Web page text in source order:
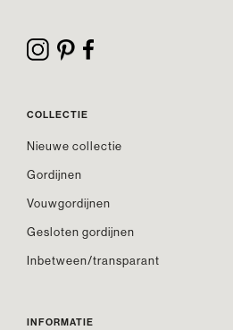
COLLECTIE
Nieuwe collectie
Gordijnen
Vouwgordijnen
Gesloten gordijnen
Inbetween/transparant
INFORMATIE